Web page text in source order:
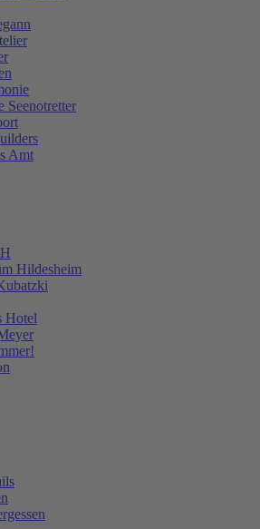
Seenotretter
Amt
Hildesheim
Hotel